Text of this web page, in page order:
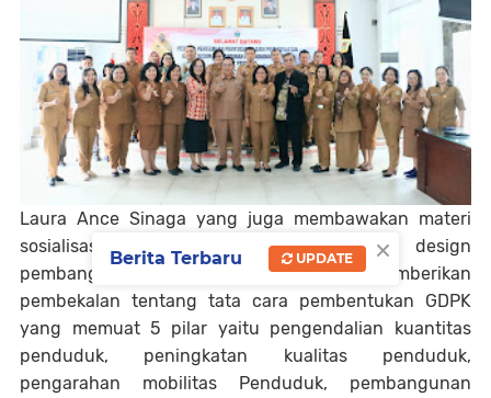
Laura Ance Sinaga yang juga membawakan materi
sosialisasi panduan penyusunan grand design
pembangunan kependudukan memberikan
pembekalan tentang tata cara pembentukan GDPK
yang memuat 5 pilar yaitu pengendalian kuantitas
penduduk, peningkatan kualitas penduduk,
pengarahan mobilitas Penduduk, pembangunan
×
Berita Terbaru UPDATE